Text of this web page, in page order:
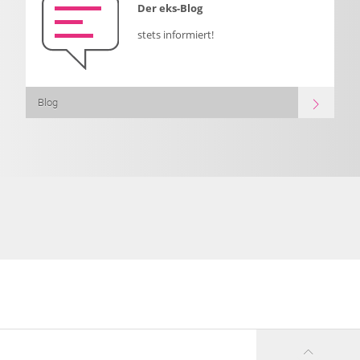
Der eks-Blog
stets informiert!
Blog